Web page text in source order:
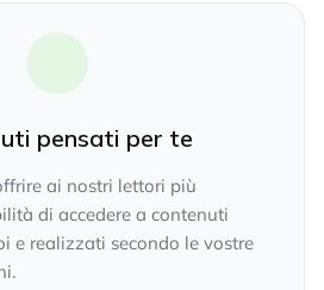
pensati per te
ai nostri lettori più
di accedere a contenuti
e realizzati secondo le vostre